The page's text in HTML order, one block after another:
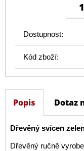
Dostupnost:
Kód zboží:
Popis Dotaz
Dřevěný svícen
Dřevěný ručně